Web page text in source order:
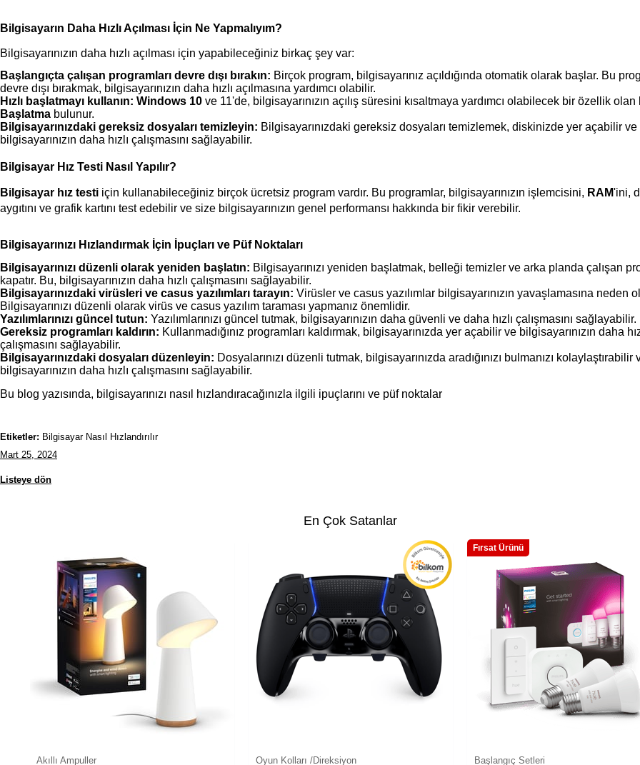
Bilgisayarın Daha Hızlı Açılması İçin Ne Yapmalıyım?
Bilgisayarınızın daha hızlı açılması için yapabileceğiniz birkaç şey var:
Başlangıçta çalışan programları devre dışı bırakın: Birçok program, bilgisayarınız açıldığında otomatik olarak başlar. Bu
devre dışı bırakmak, bilgisayarınızın daha hızlı açılmasına yardımcı olabilir.
Hızlı başlatmayı kullanın: Windows 10 ve 11'de, bilgisayarınızın açılış süresini kısaltmaya yardımcı olabilecek bir özellik olan
Başlatma bulunur.
Bilgisayarınızdaki gereksiz dosyaları temizleyin: Bilgisayarınızdaki gereksiz dosyaları temizlemek, diskinizde yer açabilir ve
bilgisayarınızın daha hızlı çalışmasını sağlayabilir.
Bilgisayar Hız Testi Nasıl Yapılır?
Bilgisayar hız testi için kullanabileceğiniz birçok ücretsiz program vardır. Bu programlar, bilgisayarınızın işlemcisini, RAM'ini,
aygıtını ve grafik kartını test edebilir ve size bilgisayarınızın genel performansı hakkında bir fikir verebilir.
Bilgisayarınızı Hızlandırmak İçin İpuçları ve Püf Noktaları
Bilgisayarınızı düzenli olarak yeniden başlatın: Bilgisayarınızı yeniden başlatmak, belleği temizler ve arka planda çalışan
kapatır. Bu, bilgisayarınızın daha hızlı çalışmasını sağlayabilir.
Bilgisayarınızdaki virüsleri ve casus yazılımları tarayın: Virüsler ve casus yazılımlar bilgisayarınızın yavaşlamasına neden
Bilgisayarınızı düzenli olarak virüs ve casus yazılım taraması yapmanız önemlidir.
Yazılımlarınızı güncel tutun: Yazılımlarınızı güncel tutmak, bilgisayarınızın daha güvenli ve daha hızlı çalışmasını sağlayabilir.
Gereksiz programları kaldırın: Kullanmadığınız programları kaldırmak, bilgisayarınızda yer açabilir ve bilgisayarınızın daha
çalışmasını sağlayabilir.
Bilgisayarınızdaki dosyaları düzenleyin: Dosyalarınızı düzenli tutmak, bilgisayarınızda aradığınızı bulmanızı kolaylaştırabilir
bilgisayarınızın daha hızlı çalışmasını sağlayabilir.
Bu blog yazısında, bilgisayarınızı nasıl hızlandıracağınızla ilgili ipuçlarını ve püf noktalar
Etiketler: Bilgisayar Nasıl Hızlandırılır
Mart 25, 2024
Listeye dön
En Çok Satanlar
Akıllı Ampuller Oyun Kolları /Direksiyon Başlangıç Setleri
Fırsat Ürünü